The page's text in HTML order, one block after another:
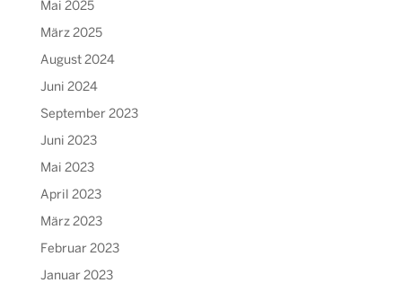
Mai 2025
März 2025
August 2024
Juni 2024
September 2023
Juni 2023
Mai 2023
April 2023
März 2023
Februar 2023
Januar 2023